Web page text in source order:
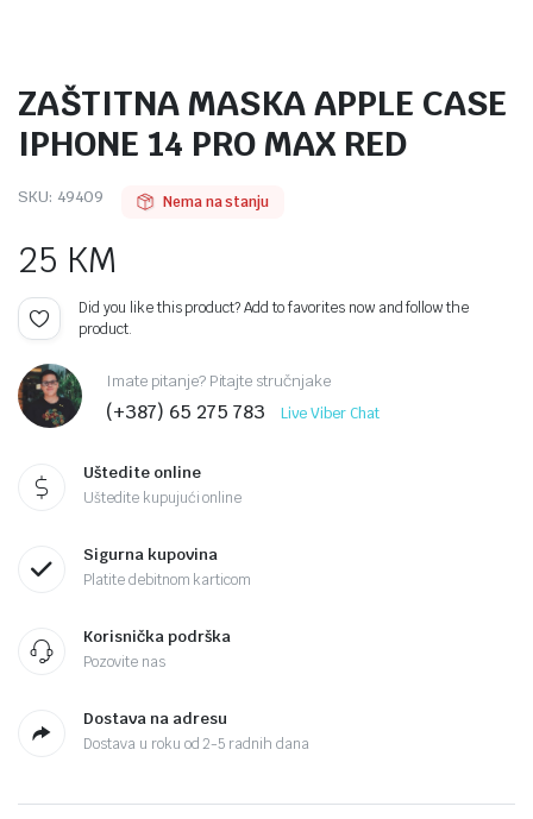
ZAŠTITNA MASKA APPLE CASE
IPHONE 14 PRO MAX RED
SKU: 49409 Nema na stanju
25 KM
Did you like this product? Add to favorites now and follow the
product.
Imate pitanje? Pitajte stručnjake
(+387) 65 275 783 Live Viber Chat
Uštedite online
Uštedite kupujući online
Sigurna kupovina
Platite debitnom karticom
Korisnička podrška
Pozovite nas
Dostava na adresu
Dostava u roku od 2-5 radnih dana